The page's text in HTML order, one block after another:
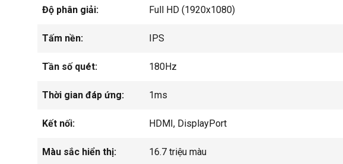
Độ phân giải: Full HD (1920x1080)
Tấm nền: IPS
Tần số quét: 180Hz
Thời gian đáp ứng: 1ms
Kết nối: HDMI, DisplayPort
Màu sắc hiển thị: 16.7 triệu màu